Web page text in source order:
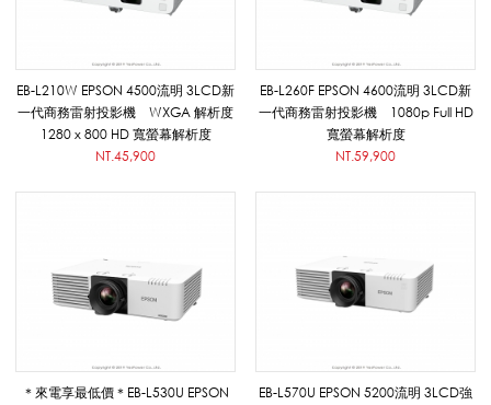
P
N
EB-L210W EPSON 4500流明 3LCD新
一代商務雷射投影機 WXGA 解析度
1280 x 800 HD 寬螢幕解析度
NT.45,900
EB-L260F EPSON 4600流明 3LCD新
一代商務雷射投影機 1080p Full HD
寬螢幕解析度
NT.59,900
＊來電享最低價＊EB-L530U EPSON
EB-L570U EPSON 5200流明 3LCD強